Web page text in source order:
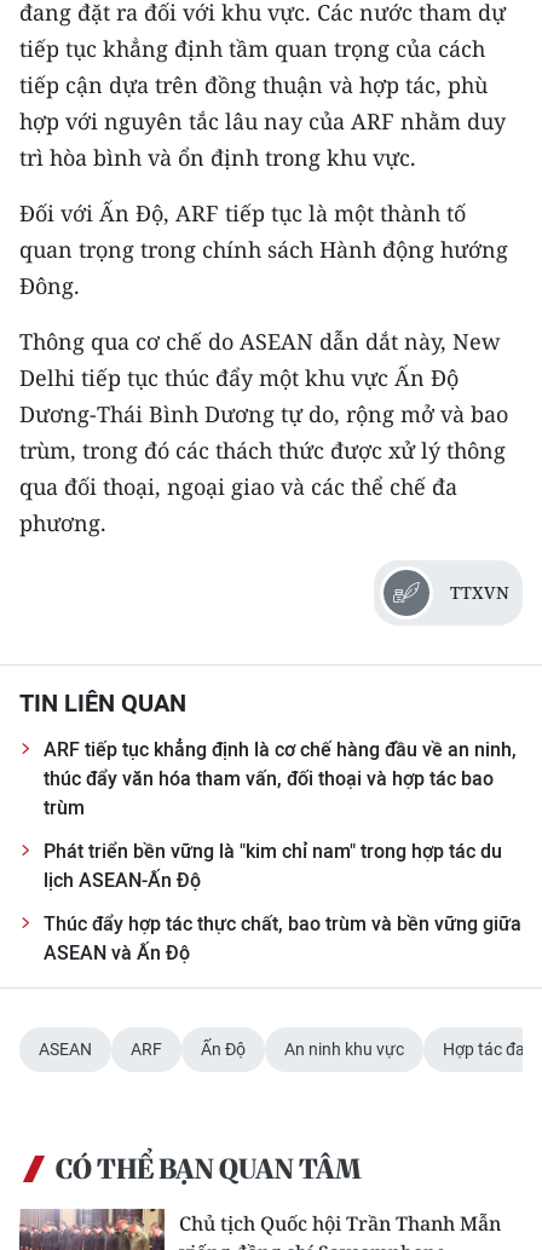
MUA BÁO
ĐỌC BÁO IN
中文
FRANÇAIS
РУССКИЙ
ESPAÑOL
한국어
đang đặt ra đối với khu vực. Các nước tham dự
tiếp tục khẳng định tầm quan trọng của cách
tiếp cận dựa trên đồng thuận và hợp tác, phù
hợp với nguyên tắc lâu nay của ARF nhằm duy
trì hòa bình và ổn định trong khu vực.
Đối với Ấn Độ, ARF tiếp tục là một thành tố
quan trọng trong chính sách Hành động hướng
Đông.
Thông qua cơ chế do ASEAN dẫn dắt này, New
Delhi tiếp tục thúc đẩy một khu vực Ấn Độ
Dương-Thái Bình Dương tự do, rộng mở và bao
trùm, trong đó các thách thức được xử lý thông
qua đối thoại, ngoại giao và các thể chế đa
phương.
TTXVN
TIN LIÊN QUAN
ARF tiếp tục khẳng định là cơ chế hàng đầu về an ninh,
thúc đẩy văn hóa tham vấn, đối thoại và hợp tác bao
trùm
Phát triển bền vững là "kim chỉ nam" trong hợp tác du
lịch ASEAN-Ấn Độ
Thúc đẩy hợp tác thực chất, bao trùm và bền vững giữa
ASEAN và Ấn Độ
ASEAN ARF Ấn Độ An ninh khu vực Hợp tác đa
CÓ THỂ BẠN QUAN TÂM
Chủ tịch Quốc hội Trần Thanh Mẫn